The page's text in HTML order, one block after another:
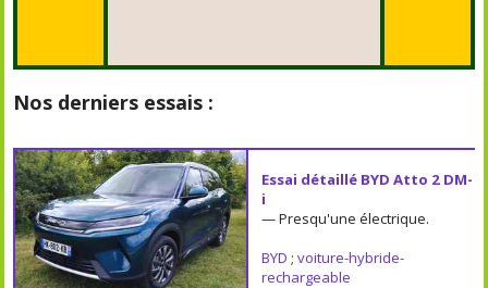
Nos derniers essais :
Essai détaillé BYD Atto 2 DM-
i
— Presqu'une électrique.
BYD ; voiture-hybride-
rechargeable